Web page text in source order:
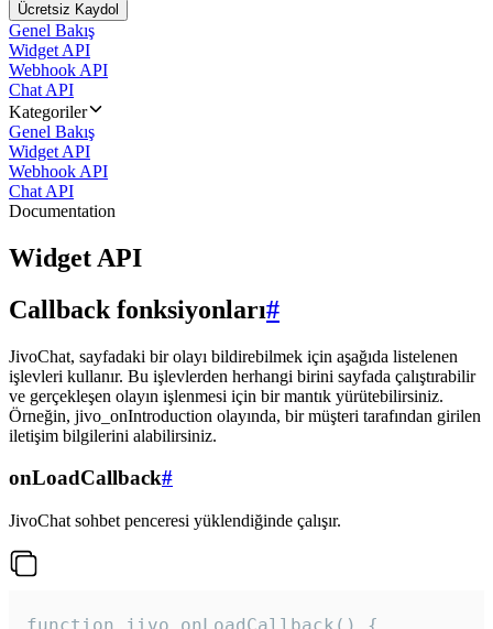
Ücretsiz Kaydol
Genel Bakış
Widget API
Webhook API
Chat API
Kategoriler
Genel Bakış
Widget API
Webhook API
Chat API
Documentation
Widget API
Callback fonksiyonları#
JivoChat, sayfadaki bir olayı bildirebilmek için aşağıda listelenen
işlevleri kullanır. Bu işlevlerden herhangi birini sayfada çalıştırabilir
ve gerçekleşen olayın işlenmesi için bir mantık yürütebilirsiniz.
Örneğin, jivo_onIntroduction olayında, bir müşteri tarafından girilen
iletişim bilgilerini alabilirsiniz.
onLoadCallback#
JivoChat sohbet penceresi yüklendiğinde çalışır.